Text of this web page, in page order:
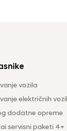
vozila
električnih
dodatne opreme
servisni paketi 4+